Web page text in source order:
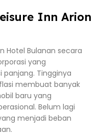
Inn Arion
Hotel Bulanan secara
yang
Tingginya
membuat banyak
baru yang
Belum lagi
menjadi beban